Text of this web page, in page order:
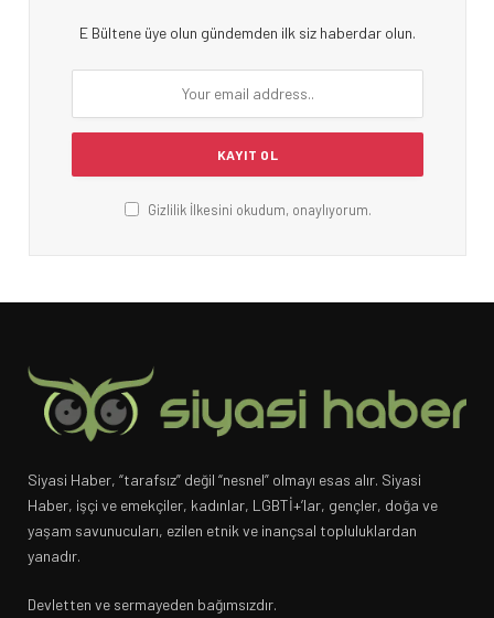
E Bültene üye olun gündemden ilk siz haberdar olun.
Gizlilik İlkesini okudum, onaylıyorum.
Siyasi Haber, “tarafsız” değil “nesnel” olmayı esas alır. Siyasi
Haber, işçi ve emekçiler, kadınlar, LGBTİ+’lar, gençler, doğa ve
yaşam savunucuları, ezilen etnik ve inançsal topluluklardan
yanadır.
Devletten ve sermayeden bağımsızdır.